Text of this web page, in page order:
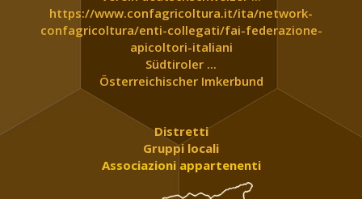
https://www.confagricoltura.it/ita/network-
confagricoltura/enti-collegati/fai-federazione-
apicoltori-italiani
Südtiroler ...
Österreichischer Imkerbund
Distretti
Gruppi locali
Associazioni appartenenti